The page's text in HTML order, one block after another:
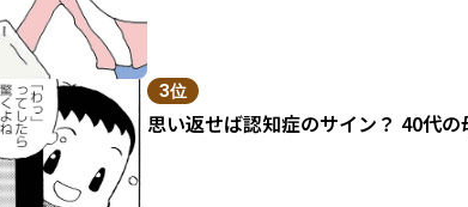
3位
思い返せば認知症のサイン？ 40代